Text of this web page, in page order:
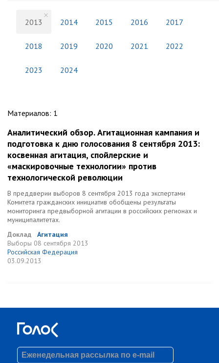
2013 2014 2015 2016 2017
2018 2019 2020 2021 2022
2023 2024
Материалов: 1
Аналитический обзор. Агитационная кампания и
подготовка к дню голосования 8 сентября 2013:
косвенная агитация, спойлерские и
«маскировочные технологии» против
технологической революции
В преддверии выборов 8 сентября 2013 года экспертами
Комитета гражданских инициатив обобщены результаты
мониторинга предвыборной агитации в российских регионах и
муниципалитетах.
Доклад
Агитация
Выборы 08 сентября 2013
Российская Федерация
03.09.2013